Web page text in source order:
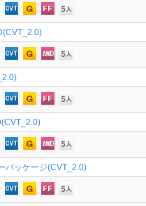
パッケージ(CVT_2.0)